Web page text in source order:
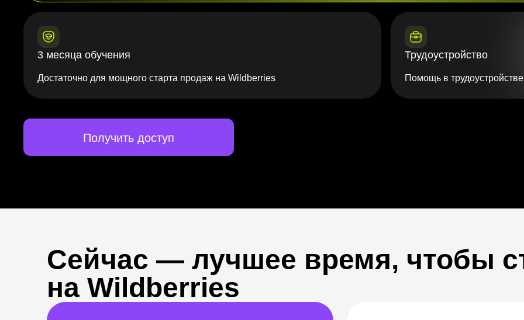
3 месяца обучения
Достаточно для мощного старта продаж на Wildberries
Трудоустройство
Помощь в
Получить доступ
Сейчас — лучшее время, чтобы
на Wildberries